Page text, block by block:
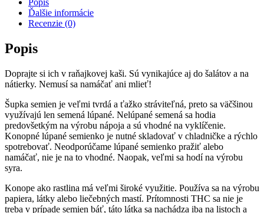
Ďalšie informácie
Recenzie (0)
Popis
Doprajte si ich v raňajkovej kaši. Sú vynikajúce aj do šalátov a na
nátierky. Nemusí sa namáčať ani mlieť!
Šupka semien je veľmi tvrdá a ťažko stráviteľná, preto sa väčšinou
využívajú len semená lúpané. Nelúpané semená sa hodia
predovšetkým na výrobu nápoja a sú vhodné na vyklíčenie.
Konopné lúpané semienko je nutné skladovať v chladničke a rýchlo
spotrebovať. Neodporúčame lúpané semienko pražiť alebo
namáčať, nie je na to vhodné. Naopak, veľmi sa hodí na výrobu
syra.
Konope ako rastlina má veľmi široké využitie. Používa sa na výrobu
papiera, látky alebo liečebných mastí. Prítomnosti THC sa nie je
treba v prípade semien báť, táto látka sa nachádza iba na listoch a